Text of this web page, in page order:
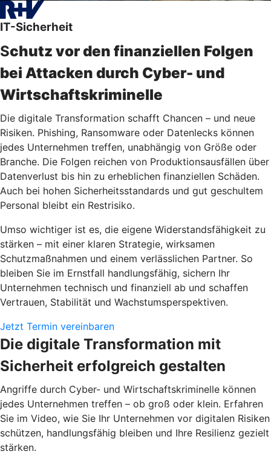
IT-Sicherheit
Schutz vor den finanziellen Folgen
bei Attacken durch Cyber- und
Wirtschaftskriminelle
Die digitale Transformation schafft Chancen – und neue
Risiken. Phishing, Ransomware oder Datenlecks können
jedes Unternehmen treffen, unabhängig von Größe oder
Branche. Die Folgen reichen von Produktionsausfällen über
Datenverlust bis hin zu erheblichen finanziellen Schäden.
Auch bei hohen Sicherheitsstandards und gut geschultem
Personal bleibt ein Restrisiko.
Umso wichtiger ist es, die eigene Widerstandsfähigkeit zu
stärken – mit einer klaren Strategie, wirksamen
Schutzmaßnahmen und einem verlässlichen Partner. So
bleiben Sie im Ernstfall handlungsfähig, sichern Ihr
Unternehmen technisch und finanziell ab und schaffen
Vertrauen, Stabilität und Wachstumsperspektiven.
Jetzt Termin vereinbaren
Die digitale Transformation mit
Sicherheit erfolgreich gestalten
Angriffe durch Cyber- und Wirtschaftskriminelle können
jedes Unternehmen treffen – ob groß oder klein. Erfahren
Sie im Video, wie Sie Ihr Unternehmen vor digitalen Risiken
schützen, handlungsfähig bleiben und Ihre Resilienz gezielt
stärken.